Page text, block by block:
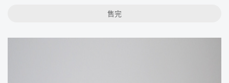
售完